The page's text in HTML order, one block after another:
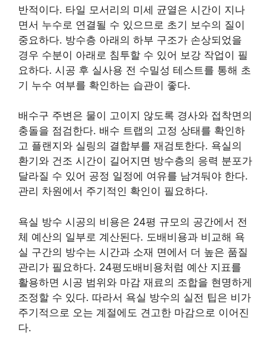
반적이다. 타일 모서리의 미세 균열은 시간이 지나
면서 누수로 연결될 수 있으므로 초기 보수의 질이
중요하다. 방수층 아래의 하부 구조가 손상되었을
경우 수분이 아래로 침투할 수 있어 보강 작업이 필
요하다. 시공 후 실사용 전 수밀성 테스트를 통해 초
기 누수 여부를 확인하는 습관이 좋다.
배수구 주변은 물이 고이지 않도록 경사와 접착면의
충돌을 점검한다. 배수 트랩의 고정 상태를 확인하
고 플랜지와 실링의 결합부를 재검토한다. 욕실의
환기와 건조 시간이 길어지면 방수층의 응력 분포가
달라질 수 있어 공정 일정에 여유를 남겨둬야 한다.
관리 차원에서 주기적인 확인이 필요하다.
욕실 방수 시공의 비용은 24평 규모의 공간에서 전
체 예산의 일부로 계산된다. 도배비용과 비교해 욕
실 구간의 방수는 시간과 소재 면에서 더 높은 품질
관리가 필요하다. 24평도배비용처럼 예산 지표를
활용하면 시공 범위와 마감 재료의 조합을 현명하게
조정할 수 있다. 따라서 욕실 방수의 실전 팁은 비가
주기적으로 오는 계절에도 견고한 마감으로 이어진
다.